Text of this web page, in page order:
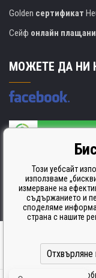
Golden сертификат
Сейф онлайн
МОЖЕТЕ ДА НИ
Производителят на
ISO 9001. ISO 14001 и
Този уебсайт
използваме
измерване на
съдържанието и
споделяме
страна с нашите
Отхвърляне